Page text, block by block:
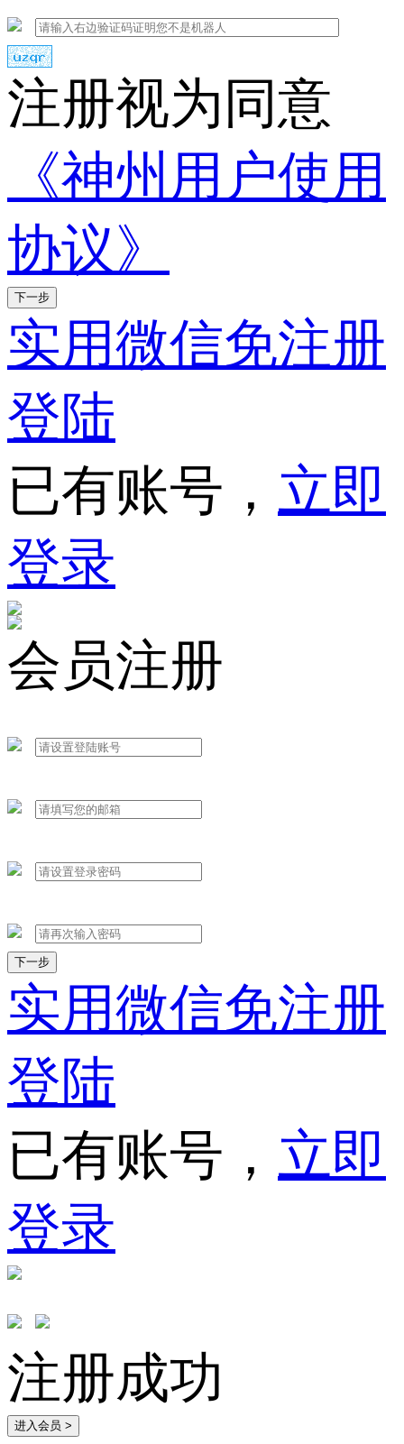
注册视为同意
《神州用户使用
协议》
下一步
实用微信免注册
登陆
已有账号， 立即
登录
会员注册
下一步
实用微信免注册
登陆
已有账号， 立即
登录
注册成功
进入会员 >